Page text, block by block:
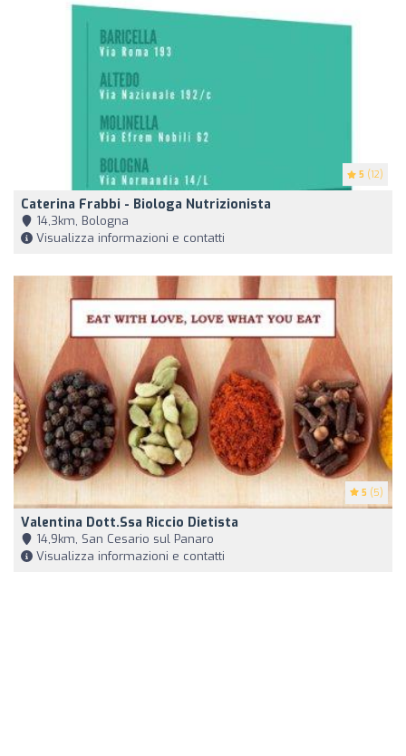
5 (12)
Caterina Frabbi - Biologa Nutrizionista
14,3km, Bologna
Visualizza informazioni e contatti
5 (5)
Valentina Dott.ssa Riccio Dietista
14,9km, San Cesario sul Panaro
Visualizza informazioni e contatti